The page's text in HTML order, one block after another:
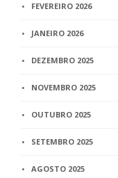
FEVEREIRO 2026
JANEIRO 2026
DEZEMBRO 2025
NOVEMBRO 2025
OUTUBRO 2025
SETEMBRO 2025
AGOSTO 2025